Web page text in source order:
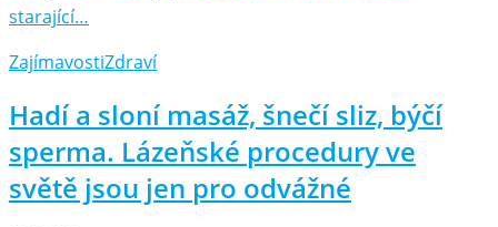
starající…
ZajímavostiZdraví
Hadí a sloní masáž, šnečí sliz, býčí
sperma. Lázeňské procedury ve
světě jsou jen pro odvážné